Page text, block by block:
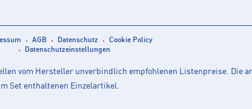
AGB Datenschutz
Cookie Policy
Datenschutzeinstellungen
vom Hersteller unverbindlich empfohlenen Listenpreise. Die
Set enthaltenen Einzelartikel.